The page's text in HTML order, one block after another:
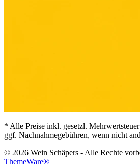
* Alle Preise inkl. gesetzl.
ggf. Nachnahmegebühren, wenn nicht
© 2026 Wein Schäpers - Alle Rechte
ThemeWare®